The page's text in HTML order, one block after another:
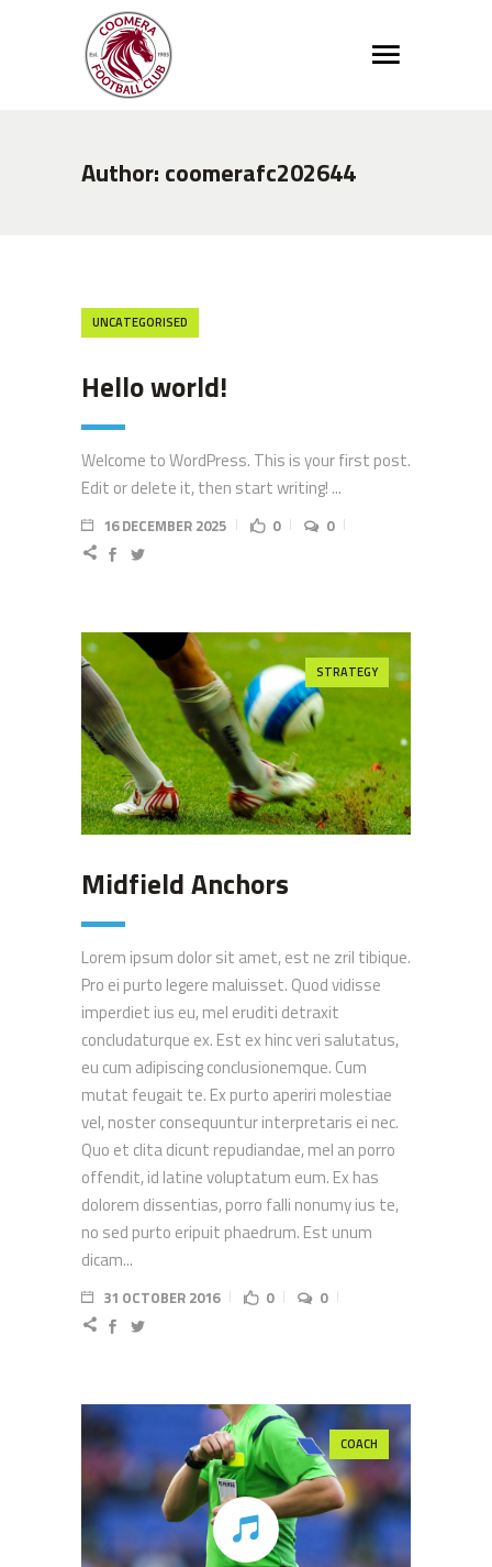
Author: coomerafc202644
UNCATEGORISED
Hello world!
Welcome to WordPress. This is your first post.
Edit or delete it, then start writing! ...
16 DECEMBER 2025 0 0
STRATEGY
Midfield Anchors
Lorem ipsum dolor sit amet, est ne zril tibique.
Pro ei purto legere maluisset. Quod vidisse
imperdiet ius eu, mel eruditi detraxit
concludaturque ex. Est ex hinc veri salutatus,
eu cum adipiscing conclusionemque. Cum
mutat feugait te. Ex purto aperiri molestiae
vel, noster consequuntur interpretaris ei nec.
Quo et clita dicunt repudiandae, mel an porro
offendit, id latine voluptatum eum. Ex has
dolorem dissentias, porro falli nonumy ius te,
no sed purto eripuit phaedrum. Est unum
dicam...
31 OCTOBER 2016 0 0
COACH